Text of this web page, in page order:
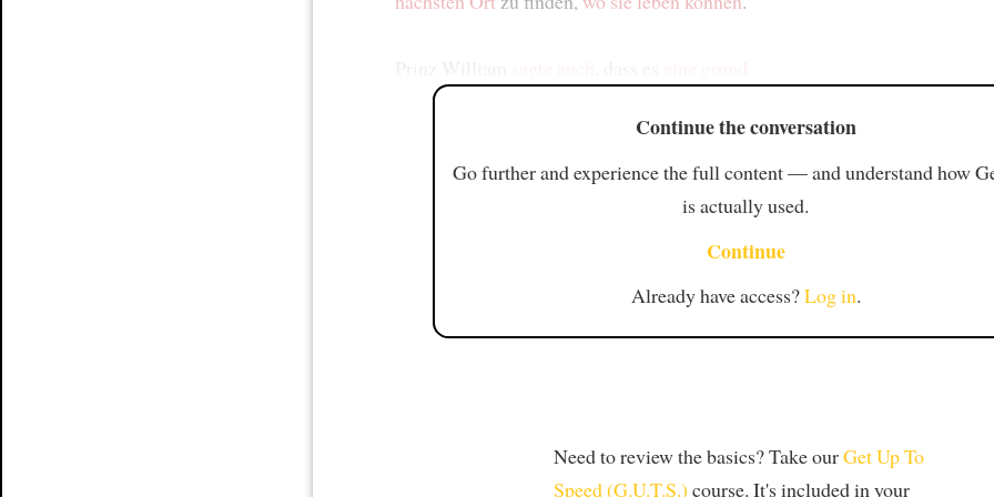
Continue the conversation
Go further and experience the full content — and understand how
is actually used.
Continue
Already have access?Log in.
Need to review the basics? Take ourGet Up To
Speed (G.U.T.S.) course. It's included in your